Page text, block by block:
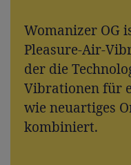
Womanizer OG
Pleasure-Air-
der die
Vibrationen für
wie neuartiges
kombiniert.